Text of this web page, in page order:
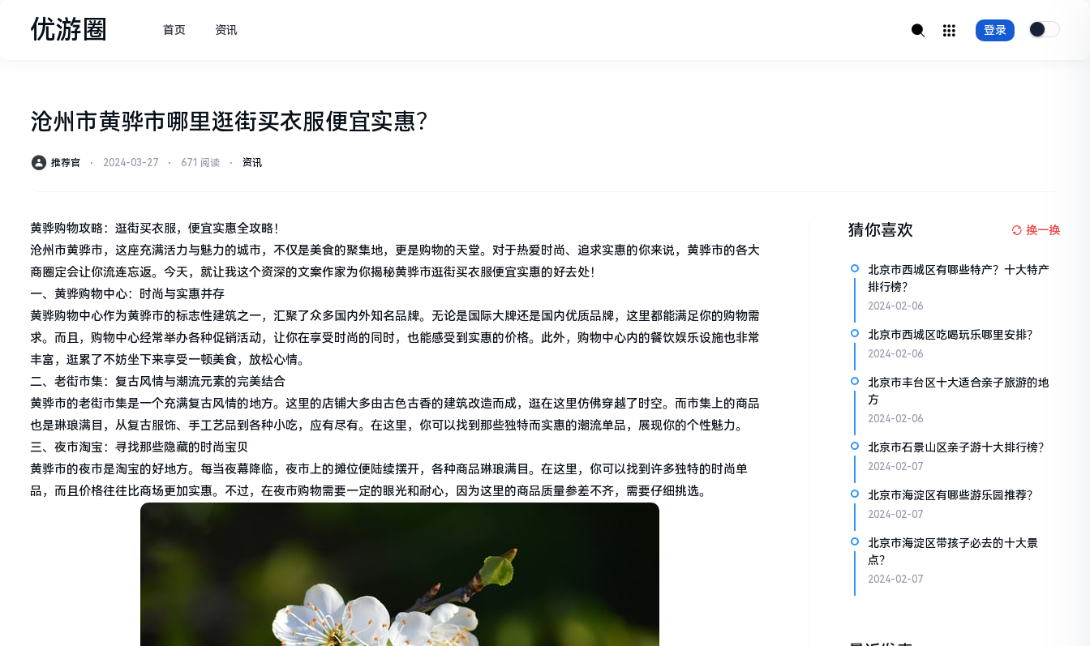
优游圈 首页 资讯 登录
沧州市黄骅市哪里逛街买衣服便宜实惠？
推荐官 ⋅ 2024-03-27 ⋅ 671 阅读 ⋅ 资讯
黄骅购物攻略：逛街买衣服，便宜实惠全攻略！
沧州市黄骅市，这座充满活力与魅力的城市，不仅是美食的聚集地，更是购物的天堂。对于热爱时尚、追求实惠的你来说，黄骅市的各大
商圈定会让你流连忘返。今天，就让我这个资深的文案作家为你揭秘黄骅市逛街买衣服便宜实惠的好去处！
一、黄骅购物中心：时尚与实惠并存
黄骅购物中心作为黄骅市的标志性建筑之一，汇聚了众多国内外知名品牌。无论是国际大牌还是国内优质品牌，这里都能满足你的购物需
求。而且，购物中心经常举办各种促销活动，让你在享受时尚的同时，也能感受到实惠的价格。此外，购物中心内的餐饮娱乐设施也非常
丰富，逛累了不妨坐下来享受一顿美食，放松心情。
二、老街市集：复古风情与潮流元素的完美结合
黄骅市的老街市集是一个充满复古风情的地方。这里的店铺大多由古色古香的建筑改造而成，逛在这里仿佛穿越了时空。而市集上的商品
也是琳琅满目，从复古服饰、手工艺品到各种小吃，应有尽有。在这里，你可以找到那些独特而实惠的潮流单品，展现你的个性魅力。
三、夜市淘宝：寻找那些隐藏的时尚宝贝
黄骅市的夜市是淘宝的好地方。每当夜幕降临，夜市上的摊位便陆续摆开，各种商品琳琅满目。在这里，你可以找到许多独特的时尚单
品，而且价格往往比商场更加实惠。不过，在夜市购物需要一定的眼光和耐心，因为这里的商品质量参差不齐，需要仔细挑选。
猜你喜欢 换一换
北京市西城区有哪些特产？十大特产
排行榜？
2024-02-06
北京市西城区吃喝玩乐哪里安排？
2024-02-06
北京市丰台区十大适合亲子旅游的地
方
2024-02-06
北京市石景山区亲子游十大排行榜？
2024-02-07
北京市海淀区有哪些游乐园推荐？
2024-02-07
北京市海淀区带孩子必去的十大景
点？
2024-02-07